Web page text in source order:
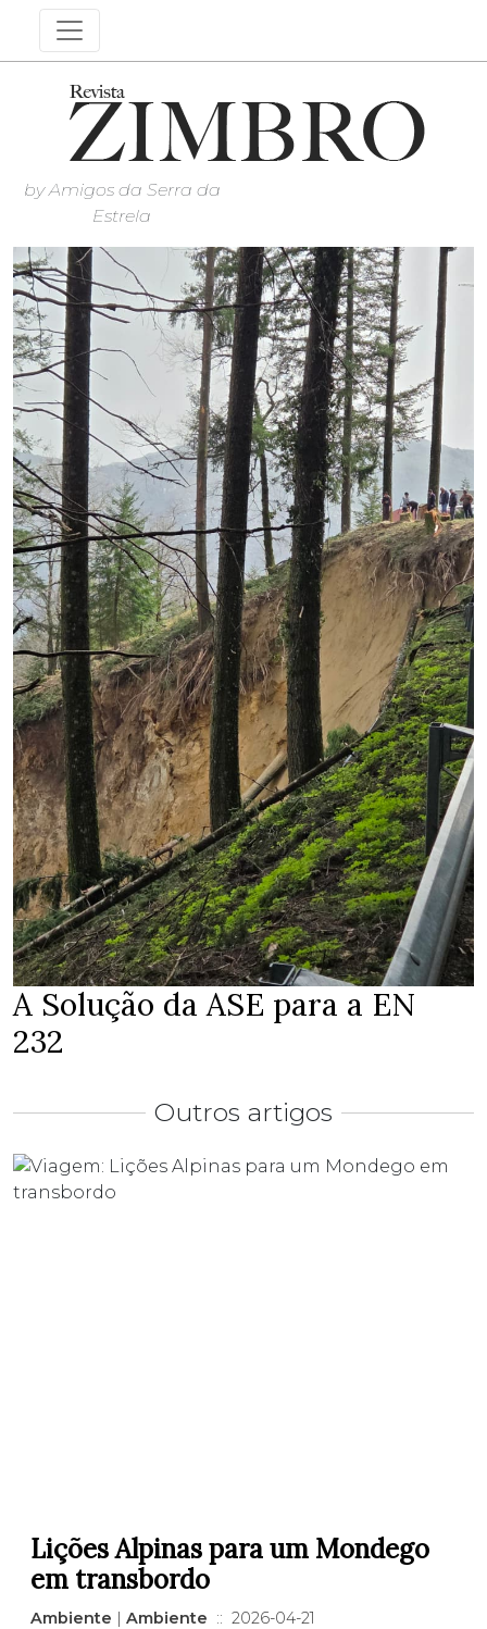
by Amigos da Serra da
Estrela
A Solução da ASE para a EN
232
Outros artigos
Lições Alpinas para um Mondego
em transbordo
Ambiente | Ambiente :: 2026-04-21